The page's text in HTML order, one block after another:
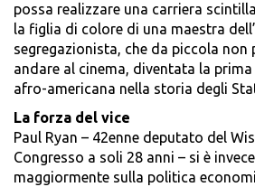
possa realizzare una carriera
la figlia di colore di una maestra
segregazionista, che da piccola non
andare al cinema, diventata la
afro-americana nella storia degli
La forza del vice
Paul Ryan – 42enne deputato del
Congresso a soli 28 anni – si è
maggiormente sulla politica